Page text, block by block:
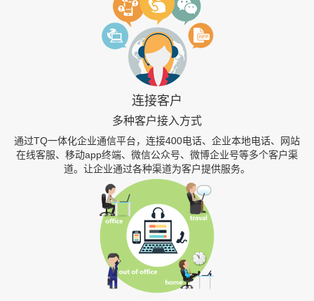
连接客户
多种客户接入方式
通过TQ一体化企业通信平台，连接400电话、企业本地电话、网站
在线客服、移动app终端、微信公众号、微博企业号等多个客户渠
道。让企业通过各种渠道为客户提供服务。